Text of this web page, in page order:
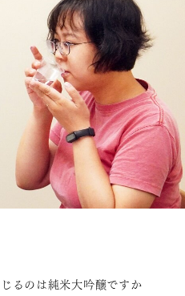
るのは純米大吟醸ですか